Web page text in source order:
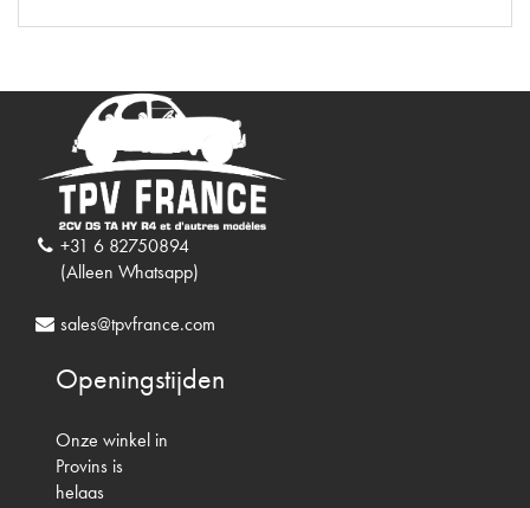
+31 6 82750894
(Alleen Whatsapp)
sales@tpvfrance.com
Openingstijden
Onze winkel in
Provins is
helaas